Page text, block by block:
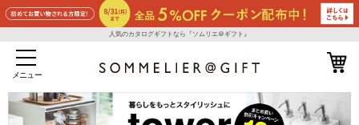
人気のカタログギフトなら『ソムリエ＠ギフト』
メニュー